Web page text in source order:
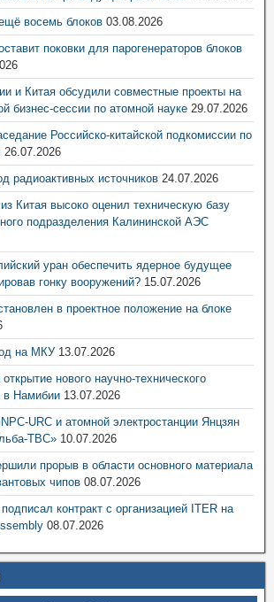
восемь блоков 03.08.2026
поковки для парогенераторов блоков
и Китая обсудили совместные проекты на
бизнес-сессии по атомной науке 29.07.2026
Российско-китайской подкомиссии по
26.07.2026
радиоактивных источников 24.07.2026
Китая высоко оценил техническую базу
подразделения Калининской АЭС
уран обеспечить ядерное будущее
гонку вооружений? 15.07.2026
в проектное положение на блоке
на МКУ 13.07.2026
нового научно-технического
в Намибии 13.07.2026
URC и атомной электростанции Янцзян
ТВС» 10.07.2026
прорыв в области основного материала
чипов 08.07.2026
контракт с организацией ITER на
08.07.2026